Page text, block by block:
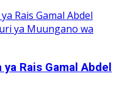
Rais Gamal Abdel